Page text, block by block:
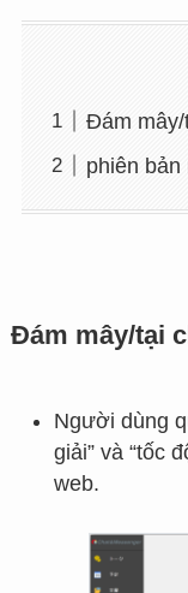
Đám mây/
phiên bản
Đám mây/tại
Người dùng
giải” và “tốc
web.